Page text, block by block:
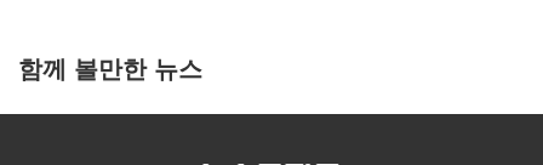
함께 볼만한 뉴스